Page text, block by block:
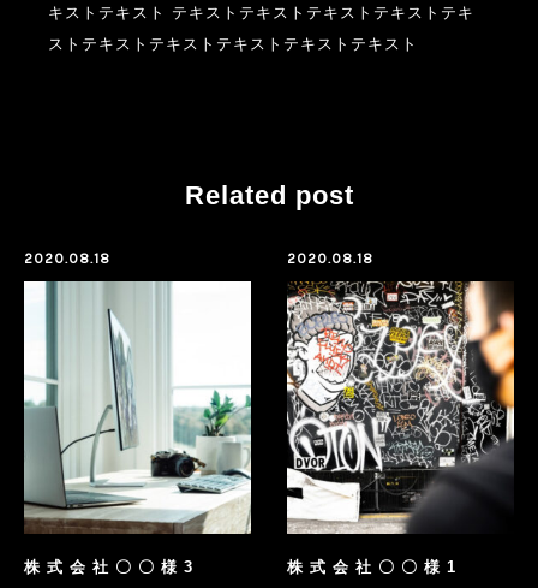
キストテキスト テキストテキストテキストテキストテキ
ストテキストテキストテキストテキストテキスト
Related post
2020.08.18
株 式 会 社 〇 〇 様 3
2020.08.18
株 式 会 社 〇 〇 様 1